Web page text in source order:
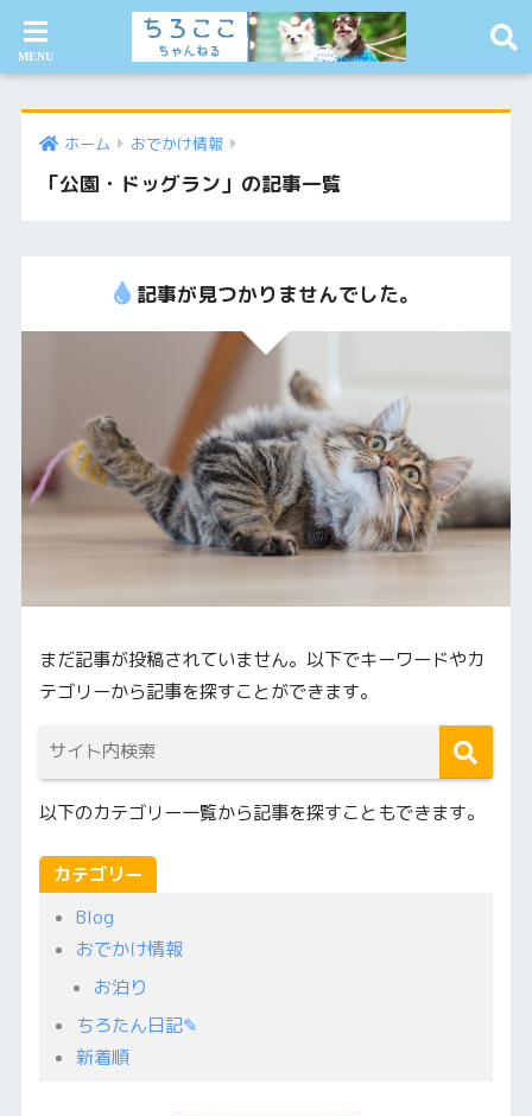
ホーム おでかけ情報
「公園・ドッグラン」の記事一覧
記事が見つかりませんでした。
まだ記事が投稿されていません。以下でキーワードやカ
テゴリーから記事を探すことができます。
以下のカテゴリー一覧から記事を探すこともできます。
カテゴリー
Blog
おでかけ情報
お泊り
ちろたん日記✎
新着順